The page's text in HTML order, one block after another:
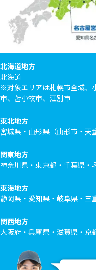
北海道地方
北海道
※対象エリアは札幌市全域、
市、苫小牧市、江別市
東北地方
宮城県・山形県（山形市・天
関東地方
神奈川県・東京都・千葉県・
東海地方
静岡県・愛知県・岐阜県・三
関西地方
大阪府・兵庫県・滋賀県・京